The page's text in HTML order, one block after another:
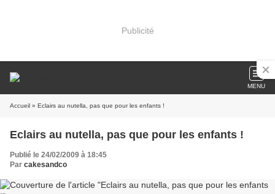
Publicité
MENU
Accueil » Eclairs au nutella, pas que pour les enfants !
Eclairs au nutella, pas que pour les enfants !
Publié le 24/02/2009 à 18:45
Par cakesandco